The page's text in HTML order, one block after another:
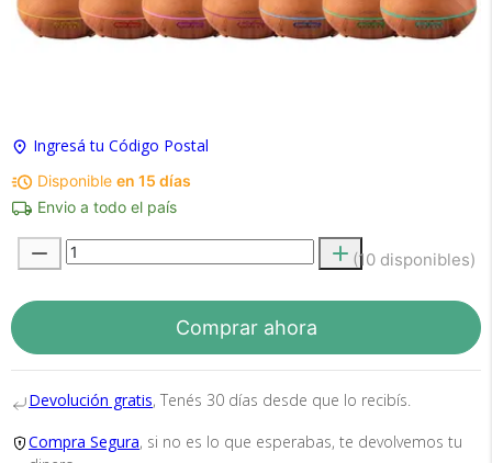
Ingresá tu Código Postal
Disponible en 15 días
Envio a todo el país
(10 disponibles)
Comprar ahora
Devolución gratis, Tenés 30 días desde que lo recibís.
Compra Segura, si no es lo que esperabas, te devolvemos tu
Recibí el producto que esperabas o
te devolvemos tu dinero.
En Bidcom te aseguramos recibir el producto